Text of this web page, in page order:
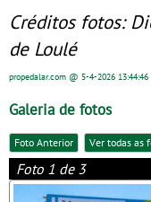
Créditos fotos:
de Loulé
propedalar.com @ 5-4-2026 13:44:46
Galeria de fotos
Foto Anterior Ver todas as
Foto 1 de 3